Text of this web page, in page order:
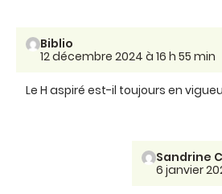
Biblio
12 décembre 2024 à 16 h 55 min
Le H aspiré est-il toujours en
Sandrine
6 janvier